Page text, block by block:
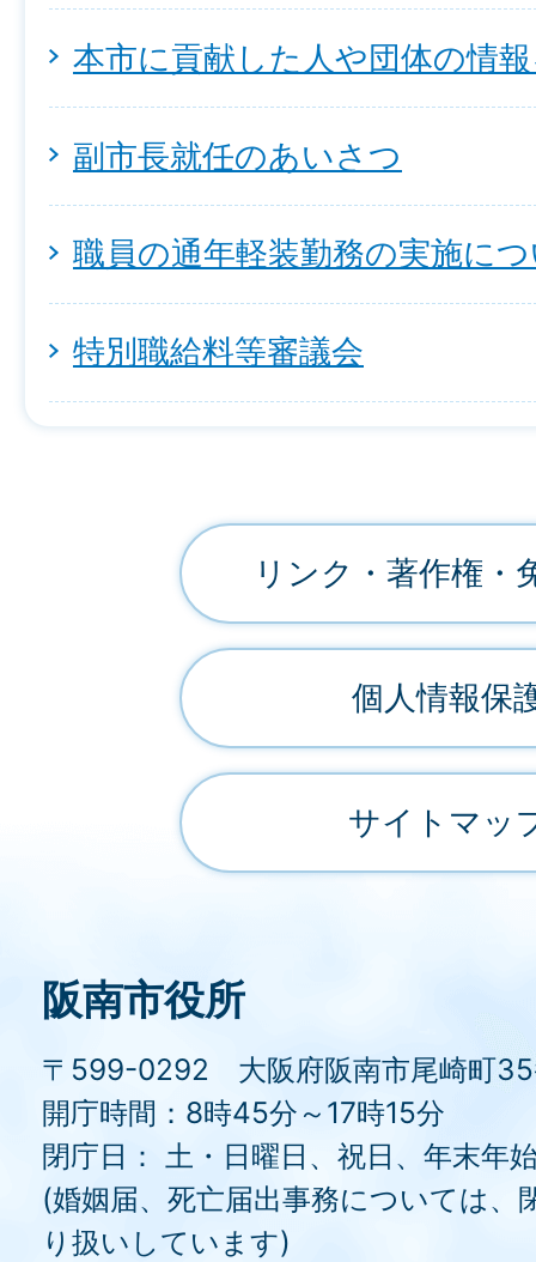
本市に貢献した人や団体の情
副市長就任のあいさつ
職員の通年軽装勤務の実施に
特別職給料等審議会
リンク・著作権・
個人情報保
サイトマッ
阪南市役所
〒599-0292 大阪府阪南市尾崎町35
開庁時間：8時45分～17時15分
閉庁日： 土・日曜日、祝日、年末年
(婚姻届、死亡届出事務については、
り扱いしています)